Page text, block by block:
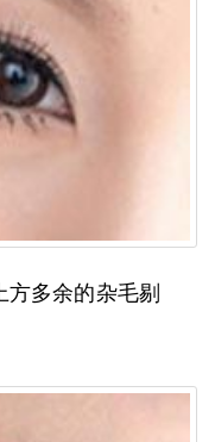
多余的杂毛剔